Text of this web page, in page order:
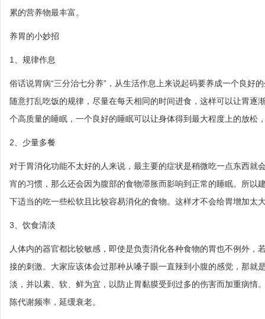
累的营养物最丰富。
养胃的小妙招
1、规律作息
俗话说胃病“三分治七分养”，从生活作息上来说起码要养成一个良好
随意打乱吃饭的规律，尽量在每天相同的时间进食，这样可以让胃
个高质量的睡眠，一个良好的睡眠可以让身体得到最大程度上的放松
2、少量多餐
对于胃消化功能不太好的人来说，最主要的症状是稍微吃一点东西
宵的习惯，那么还会因为腹部的食物滞胀而影响到正常的睡眠。所
下适当的吃一些松软且比较容易消化的食物。这样才不会给胃增加太
3、饮食清淡
人体内的器官都比较敏感，即使是负责消化各种食物的胃也不例外
接的刺激。大家应该体会过那种从嗓子眼一直辣到小腹的感觉，那
淡，并以素、软、鲜为宜，以防止胃黏膜受到过多的伤害而加重病
陈代谢频率，延缓衰老。